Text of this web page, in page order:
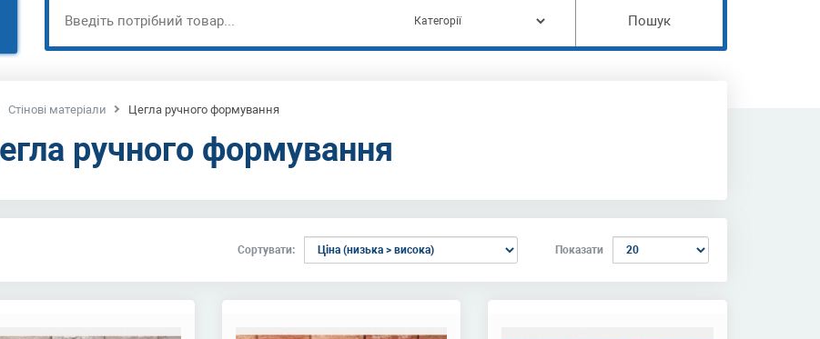
Пошук
Стінові матеріали Цегла ручного формування
ручного формування
Показати
Сортувати: